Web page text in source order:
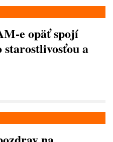
e opäť spojí
starostlivosťou a